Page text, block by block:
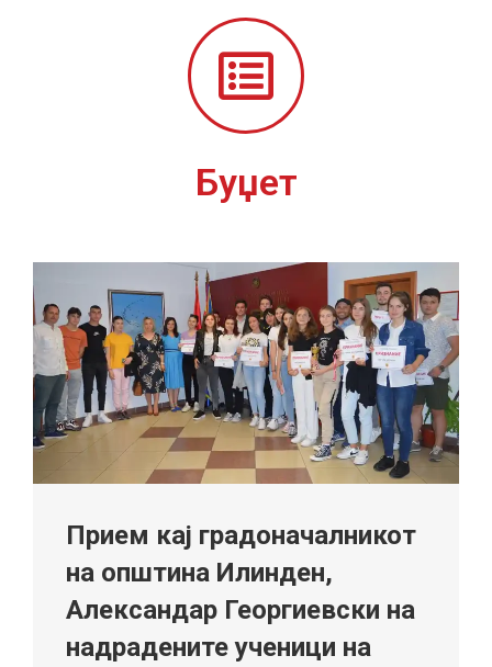
Буџет
Прием кај градоначалникот
на општина Илинден,
Александар Георгиевски на
надрадените ученици на